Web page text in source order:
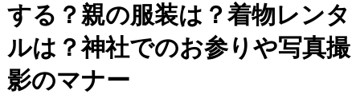
する？親の服装は？着物レンタ
ルは？神社でのお参りや写真撮
影のマナー